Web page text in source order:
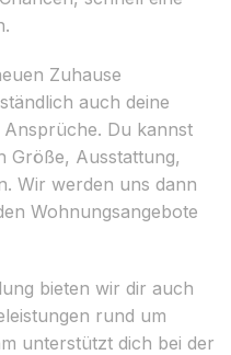
Zuhause
auch deine
Du kannst
Größe, Ausstattung,
Wir werden uns dann
Wohnungsangebote
bieten wir dir auch
rund um
unterstützt dich bei der